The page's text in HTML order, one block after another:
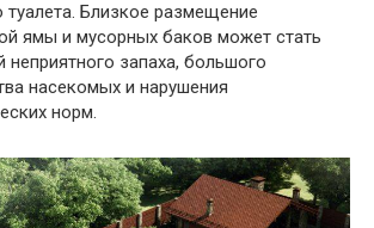
туалета. Близкое размещение
ямы и мусорных баков может стать
неприятного запаха, большого
насекомых и нарушения
норм.